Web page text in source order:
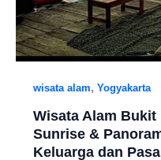
wisata alam, Yogyakarta
Wisata Alam
Sunrise &
Keluarga dan